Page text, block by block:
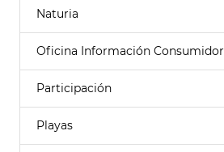
Naturia
Oficina Información Consumidor
Participación
Playas